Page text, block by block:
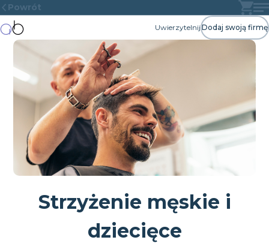
Powrót
UwierzytelnijDodaj swoją firmę
Strzyżenie męskie i
dziecięce